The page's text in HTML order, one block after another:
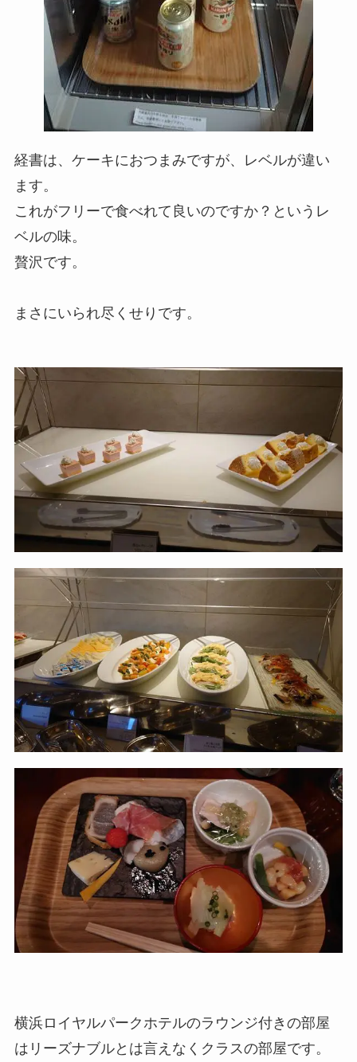
経書は、ケーキにおつまみですが、レベルが違い
ます。
これがフリーで食べれて良いのですか？というレ
ベルの味。
贅沢です。
まさにいられ尽くせりです。
横浜ロイヤルパークホテルのラウンジ付きの部屋
はリーズナブルとは言えなくクラスの部屋です。